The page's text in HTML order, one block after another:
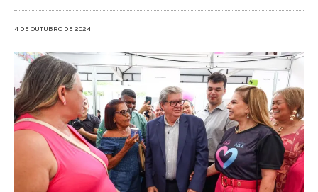
4 DE OUTUBRO DE 2024